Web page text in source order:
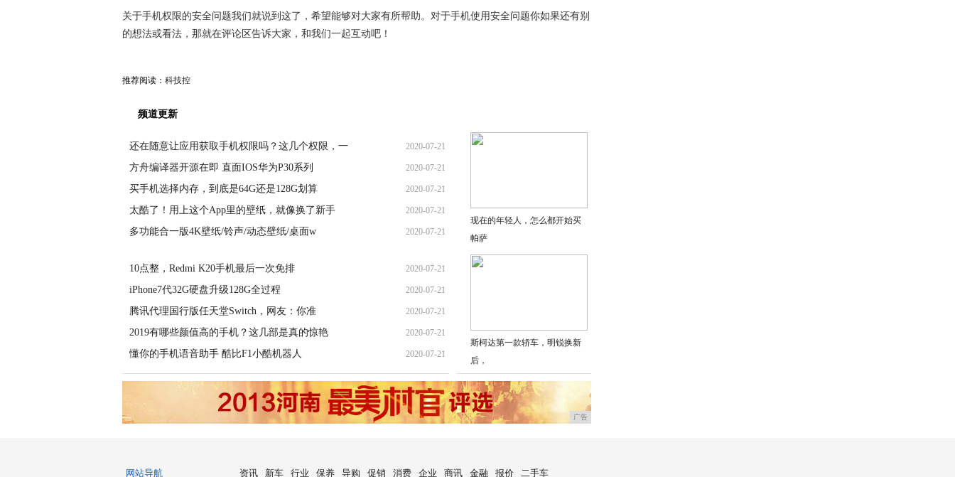
关于手机权限的安全问题我们就说到这了，希望能够对大家有所帮助。对于手机使用安全问题你如果还有别
的想法或看法，那就在评论区告诉大家，和我们一起互动吧！
推荐阅读： 科技控
频道更新
还在随意让应用获取手机权限吗？这几个权限，一 2020-07-21
方舟编译器开源在即 直面IOS华为P30系列 2020-07-21
买手机选择内存，到底是64G还是128G划算 2020-07-21
太酷了！用上这个App里的壁纸，就像换了新手 2020-07-21
多功能合一版4K壁纸/铃声/动态壁纸/桌面w 2020-07-21
10点整，Redmi K20手机最后一次免排 2020-07-21
iPhone7代32G硬盘升级128G全过程 2020-07-21
腾讯代理国行版任天堂Switch，网友：你准 2020-07-21
2019有哪些颜值高的手机？这几部是真的惊艳 2020-07-21
懂你的手机语音助手 酷比F1小酷机器人 2020-07-21
现在的年轻人，怎么都开始买
帕萨
斯柯达第一款轿车，明锐换新
后，
广告
网站导航 资讯 新车 行业 保养 导购 促销 消费 企业 商讯 金融 报价 二手车